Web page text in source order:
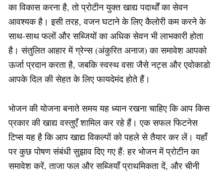
का विकास करना है, तो प्रोटीन युक्त खाद्य पदार्थों का सेवन
आवश्यक है। इसी तरह, वजन घटाने के लिए कैलोरी कम करने के
साथ-साथ फलों और सब्जियों का अधिक सेवन भी लाभकारी होता
है। संतुलित आहार में ग्रेन्स (अंकुरित अनाज) का समावेश आपको
ऊर्जा प्रदान करता है, जबकि स्वस्थ वसा जैसे नट्स और एवोकाडो
आपके दिल की सेहत के लिए फायदेमंद होते हैं।
भोजन की योजना बनाते समय यह ध्यान रखना चाहिए कि आप किस
प्रकार की खाद्य वस्तुएँ शामिल कर रहे हैं। एक सफल फिटनेस
टिप्स यह है कि आप खाद्य विकल्पों को पहले से तैयार कर लें। यहाँ
पर कुछ पोषण संबंधी सुझाव दिए गए हैं: हर भोजन में प्रोटीन का
समावेश करें, ताजा फल और सब्जियाँ प्राथमिकता दें, और चीनी